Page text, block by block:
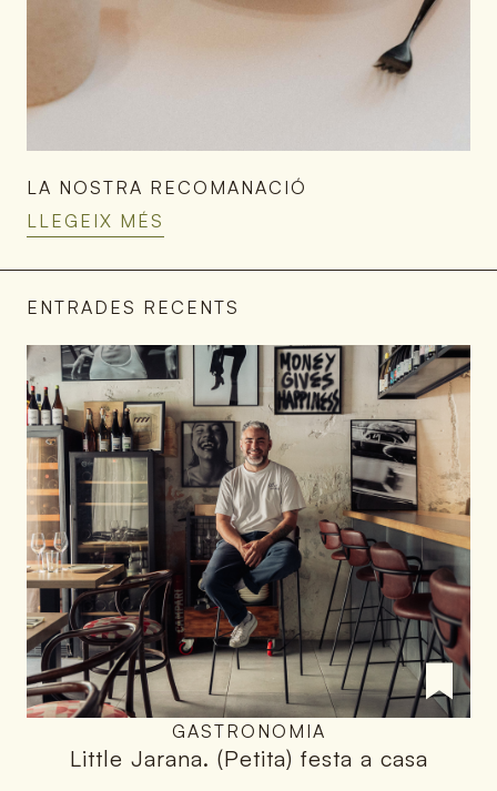
LA NOSTRA RECOMANACIÓ
LLEGEIX MÉS
ENTRADES RECENTS
GASTRONOMIA
Little Jarana. (Petita) festa a casa